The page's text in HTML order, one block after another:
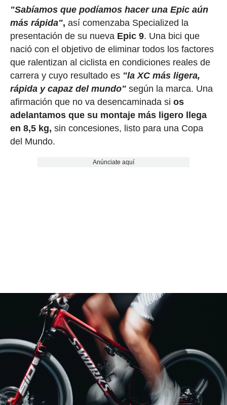
"Sabíamos que podíamos hacer una Epic aún
más rápida", así comenzaba Specialized la
presentación de su nueva Epic 9. Una bici que
nació con el objetivo de eliminar todos los factores
que ralentizan al ciclista en condiciones reales de
carrera y cuyo resultado es "la XC más ligera,
rápida y capaz del mundo" según la marca. Una
afirmación que no va desencaminada si os
adelantamos que su montaje más ligero llega
en 8,5 kg, sin concesiones, listo para una Copa
del Mundo.
Anúnciate aquí